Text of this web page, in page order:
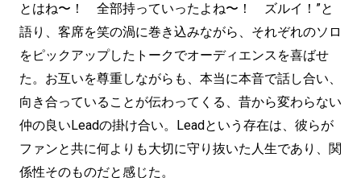
とはね〜！ 全部持っていったよね〜！ ズルイ！”と
語り、客席を笑の渦に巻き込みながら、それぞれのソロ
をピックアップしたトークでオーディエンスを喜ばせ
た。お互いを尊重しながらも、本当に本音で話し合い、
向き合っていることが伝わってくる、昔から変わらない
仲の良いLeadの掛け合い。Leadという存在は、彼らが
ファンと共に何よりも大切に守り抜いた人生であり、関
係性そのものだと感じた。